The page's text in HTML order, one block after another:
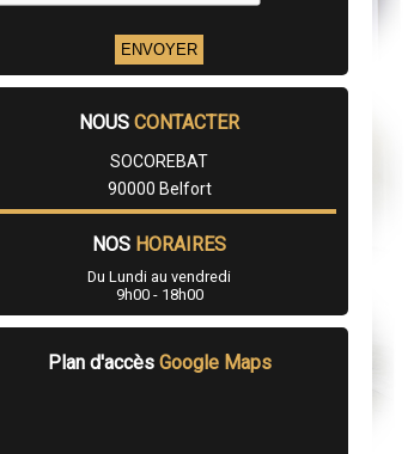
NOUS CONTACTER
SOCOREBAT
90000 Belfort
NOS HORAIRES
Du Lundi au vendredi
9h00 - 18h00
Plan d'accès Google Maps